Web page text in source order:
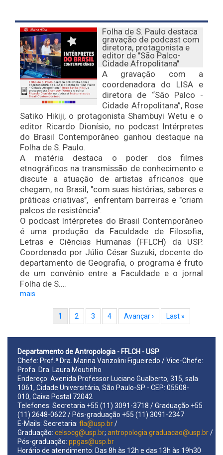
Folha de S. Paulo destaca
gravação de podcast com
diretora, protagonista e
editor de "São Palco-
Cidade Afropolitana"
A gravação com a
coordenadora do LISA e
diretora de “São Palco -
Cidade Afropolitana”, Rose
Satiko Hikiji, o protagonista Shambuyi Wetu e o
editor Ricardo Dionísio, no podcast Intérpretes
do Brasil Contemporâneo ganhou destaque na
Folha de S. Paulo.
A matéria destaca o poder dos filmes
etnográficos na transmissão de conhecimento e
discute a atuação de artistas africanos que
chegam, no Brasil, "com suas histórias, saberes e
práticas criativas", enfrentam barreiras e "criam
palcos de resistência".
O podcast Intérpretes do Brasil Contemporâneo
é uma produção da Faculdade de Filosofia,
Letras e Ciências Humanas (FFLCH) da USP.
Coordenado por Júlio César Suzuki, docente do
departamento de Geografia, o programa é fruto
de um convênio entre a Faculdade e o jornal
Folha de S.…
mais
PaginaçãoPágina atual
1 Page
2 Page
3 Page
4 Próxima página
Avançar › Última página
Last »
Departamento de Antropologia - FFLCH - USP
Chefe: Prof.ª Dra. Marina Vanzolini Figueiredo / Vice-Chefe:
Profa. Dra. Laura Moutinho
Endereço: Avenida Professor Luciano Gualberto, 315, sala
1061, Cidade Universitária, São Paulo-SP - CEP: 05508-
010, Caixa Postal 72042
Telefones: Secretaria +55 (11) 3091-3718 / Graduação +55
(11) 2648-0622 / Pós-graduação +55 (11) 3091-2347
E-Mails: Secretaria: fla@usp.br/
Graduação: celsocg@usp.br; antropologia.graduacao@usp.br/
Pós-graduação: ppgas@usp.br
Horário de atendimento: Das 8h às 12h e das 13h às 19h30